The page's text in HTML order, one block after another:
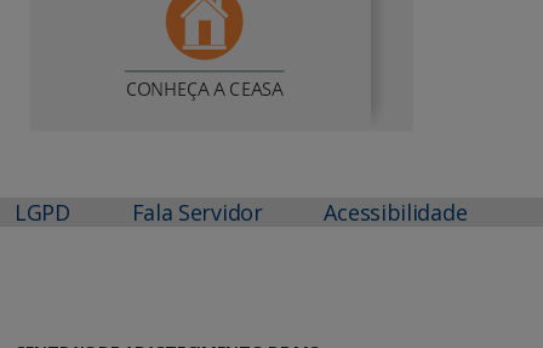
LGPD Fala Servidor Acessibilidade